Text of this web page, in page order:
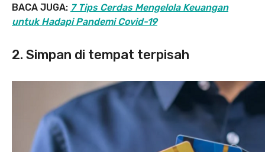
BACA JUGA: 7 Tips Cerdas Mengelola Keuangan
untuk Hadapi Pandemi Covid-19
2. Simpan di tempat terpisah